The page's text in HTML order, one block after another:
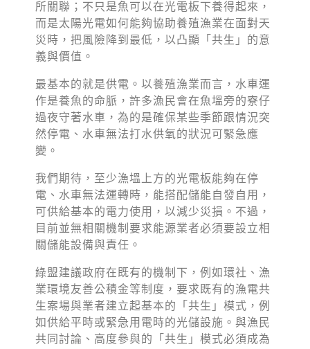
所關聯；不只是魚可以在光電板下養得起來，
而是太陽光電如何能夠協助養殖漁業在面對天
災時，把風險降到最低，以凸顯「共生」的意
義與價值。
最基本的就是供電。以養殖漁業而言，水車運
作是養魚的命脈，許多漁民會在魚塭旁的寮仔
過夜守著水車，為的是確保某些季節跟情況突
然停電、水車無法打水供氧的狀況可緊急應
變。
我們期待，至少漁塭上方的光電板能夠在停
電、水車無法運轉時，能搭配儲能自發自用，
可供給基本的電力使用，以減少災損。不過，
目前並無相關機制要求能源業者必須要設立相
關儲能設備與責任。
綠盟建議政府在既有的機制下，例如環社、漁
業環境友善公積金等制度，要求既有的漁電共
生案場與業者建立起基本的「共生」模式，例
如供給平時或緊急用電時的光儲設施。與漁民
共同討論、高度參與的「共生」模式必須成為